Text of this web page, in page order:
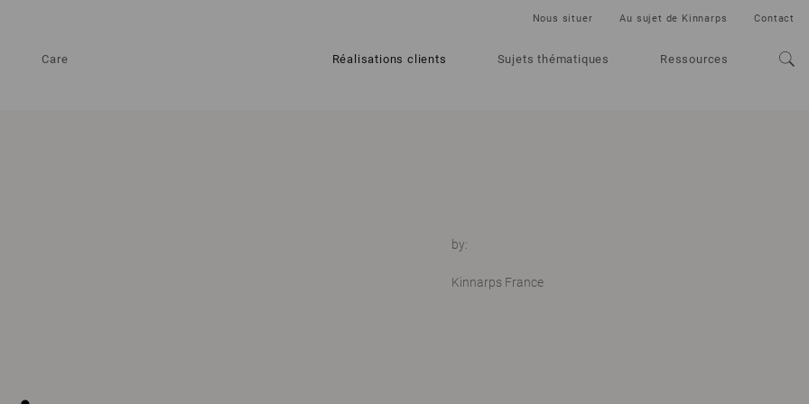
Care Réalisations clients Sujets thématiques Ressources
Nous situer Au sujet de Kinnarps Contact
by:
Kinnarps France